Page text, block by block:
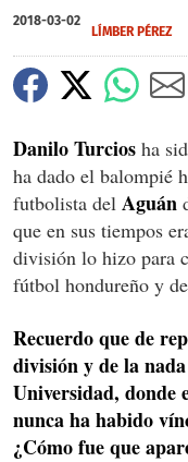
of
4
38
seconds
2018-03-02
LÍMBER PÉREZ
Danilo Turcios ha
ha dado el balompié
futbolista del Aguán
que en sus tiempos
división lo hizo para
fútbol hondureño y
Recuerdo que de
división y de la
Universidad, donde
nunca ha habido
¿Cómo fue que